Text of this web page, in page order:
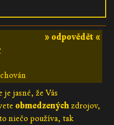
» odpovědět «
jasné, že Vás
obmedzenýchzdrojov,
niečo používa, tak